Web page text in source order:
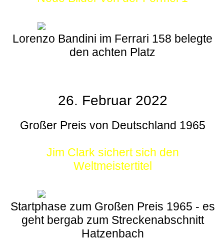
Lorenzo Bandini im Ferrari 158 belegte
den achten Platz
26. Februar 2022
Großer Preis von Deutschland 1965
Jim Clark sichert sich den
Weltmeistertitel
Startphase zum Großen Preis 1965 - es
geht bergab zum Streckenabschnitt
Hatzenbach